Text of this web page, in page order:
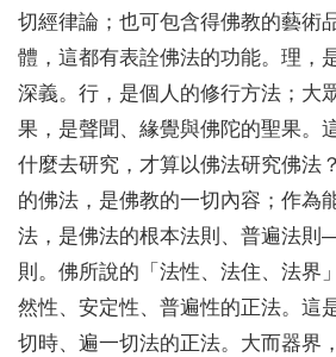
切經律論 ；也可包含得佛教的藝術
體 ，這都有表詮佛法的功能。理 ，
深義。行 ， 是個人的修行方法 ； 大
果 ， 是聲聞 、緣覺與佛陀的聖果。
什麼去研究 ，才算以佛法研究佛法
的佛法 ， 是佛教的一切內容 ；作為
法 ， 是佛法的根本法則 、普遍法則
則 。佛所說的 「法性、法住、法界
然性、安定性、普遍性的正法。這
切時、遍一切法的正法。 大而器界